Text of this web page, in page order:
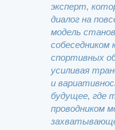
эксперт,
диалог на
модель
собеседником
спортивных
усиливая
и
будущее, где
проводником